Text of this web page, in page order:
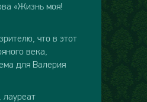
«Жизнь моя!
что в этот
века,
для Валерия